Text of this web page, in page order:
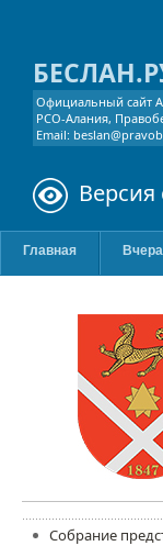
Официальный сайт
РСО-Алания,
Email:
Главная Вчера
Собрание